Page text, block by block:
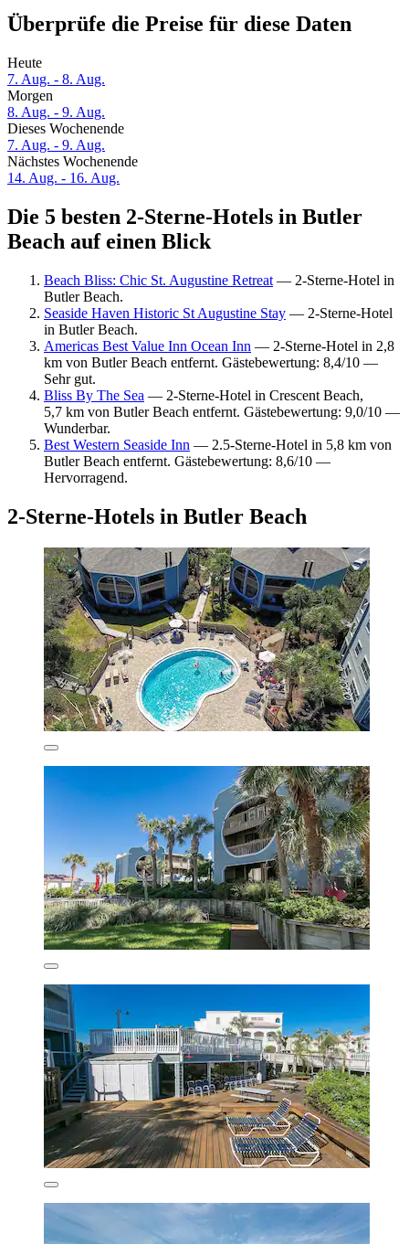
Überprüfe die Preise für diese Daten
Heute
7. Aug. - 8. Aug.
Morgen
8. Aug. - 9. Aug.
Dieses Wochenende
7. Aug. - 9. Aug.
Nächstes Wochenende
14. Aug. - 16. Aug.
Die 5 besten 2-Sterne-Hotels in Butler
Beach auf einen Blick
Beach Bliss: Chic St. Augustine Retreat — 2-Sterne-Hotel in
Butler Beach.
Seaside Haven Historic St Augustine Stay — 2-Sterne-Hotel
in Butler Beach.
Americas Best Value Inn Ocean Inn — 2-Sterne-Hotel in 2,8
km von Butler Beach entfernt. Gästebewertung: 8,4/10 —
Sehr gut.
Bliss By The Sea — 2-Sterne-Hotel in Crescent Beach,
5,7 km von Butler Beach entfernt. Gästebewertung: 9,0/10 —
Wunderbar.
Best Western Seaside Inn — 2.5-Sterne-Hotel in 5,8 km von
Butler Beach entfernt. Gästebewertung: 8,6/10 —
Hervorragend.
2-Sterne-Hotels in Butler Beach